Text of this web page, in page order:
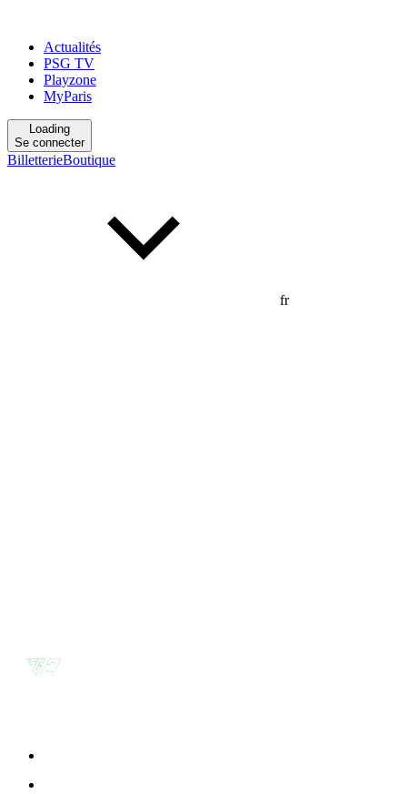
Actualités
PSG TV
Playzone
MyParis
Loading
Se connecter
BilletterieBoutique
fr